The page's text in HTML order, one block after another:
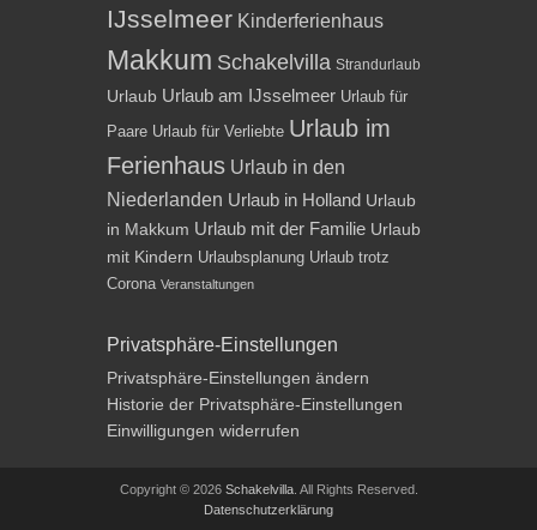
IJsselmeer Kinderferienhaus
Makkum Schakelvilla Strandurlaub
Urlaub Urlaub am IJsselmeer Urlaub für
Paare Urlaub für Verliebte Urlaub im
Ferienhaus Urlaub in den
Niederlanden Urlaub in Holland Urlaub
in Makkum Urlaub mit der Familie Urlaub
mit Kindern Urlaubsplanung Urlaub trotz
Corona Veranstaltungen
Privatsphäre-Einstellungen
Privatsphäre-Einstellungen ändern
Historie der Privatsphäre-Einstellungen
Einwilligungen widerrufen
Copyright © 2026 Schakelvilla. All Rights Reserved.
Datenschutzerklärung